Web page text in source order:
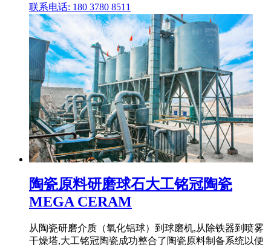
联系电话: 180 3780 8511
陶瓷原料研磨球石大工铭冠陶瓷
MEGA CERAM
从陶瓷研磨介质（氧化铝球）到球磨机,从除铁器到喷雾
干燥塔,大工铭冠陶瓷成功整合了陶瓷原料制备系统以便